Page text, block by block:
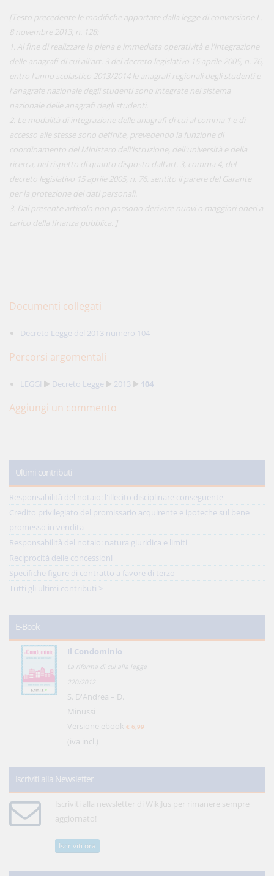
[Testo precedente le modifiche apportate dalla legge di conversione L.
8 novembre 2013, n. 128:
1. Al fine di realizzare la piena e immediata operatività e l'integrazione
delle anagrafi di cui all'art. 3 del decreto legislativo 15 aprile 2005, n. 76,
entro l'anno scolastico 2013/2014 le anagrafi regionali degli studenti e
l'anagrafe nazionale degli studenti sono integrate nel sistema
nazionale delle anagrafi degli studenti.
2. Le modalità di integrazione delle anagrafi di cui al comma 1 e di
accesso alle stesse sono definite, prevedendo la funzione di
coordinamento del Ministero dell'istruzione, dell'università e della
ricerca, nel rispetto di quanto disposto dall'art. 3, comma 4, del
decreto legislativo 15 aprile 2005, n. 76, sentito il parere del Garante
per la protezione dei dati personali.
3. Dal presente articolo non possono derivare nuovi o maggiori oneri a
carico della finanza pubblica. ]
Documenti collegati
Decreto Legge del 2013 numero 104
Percorsi argomentali
LEGGI Decreto Legge 2013 104
Aggiungi un commento
Ultimi contributi
Responsabilità del notaio: l'illecito disciplinare conseguente
Credito privilegiato del promissario acquirente e ipoteche sul bene
promesso in vendita
Responsabilità del notaio: natura giuridica e limiti
Reciprocità delle concessioni
Specifiche figure di contratto a favore di terzo
Tutti gli ultimi contributi >
E-Book
Il Condominio
La riforma di cui alla legge
220/2012
S. D'Andrea – D.
Minussi
Versione ebook € 6,99
(iva incl.)
Iscriviti alla Newsletter
Iscriviti alla newsletter di WikiJus per rimanere sempre
aggiornato!
Iscriviti ora